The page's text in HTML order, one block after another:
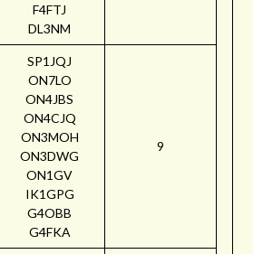
F4FTJ
DL3NM
SP1JQJ
ON7LO
ON4JBS
ON4CJQ
ON3MOH
ON3DWG
ON1GV
IK1GPG
G4OBB
G4FKA
9